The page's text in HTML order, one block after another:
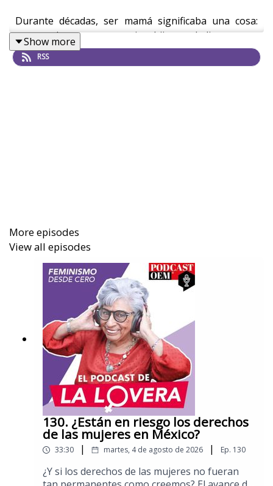
Durante décadas, ser mamá significaba una cosa:
casarse joven, tener varios hijos y dedicarse por
completo al hogar. Pero hoy, ese guión se está
reescribiendo. Las mujeres en México están teniendo
investigadora y doctora en antropología, quien ha
participado y dirigido proyectos de investigación
sobre feminismo, antropología y género, políticas
culturales y gestión cultural.
Aquí puedes leer más columnas de Sara Lovera.
Show more
RSS
More episodes
View all episodes
130. ¿Están en riesgo los derechos
de las mujeres en México?
33:30 | martes, 4 de agosto de 2026 | Ep. 130
¿Y si los derechos de las mujeres no fueran